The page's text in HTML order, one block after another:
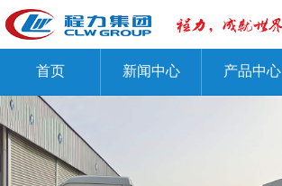
首页 新闻中心 产品中心